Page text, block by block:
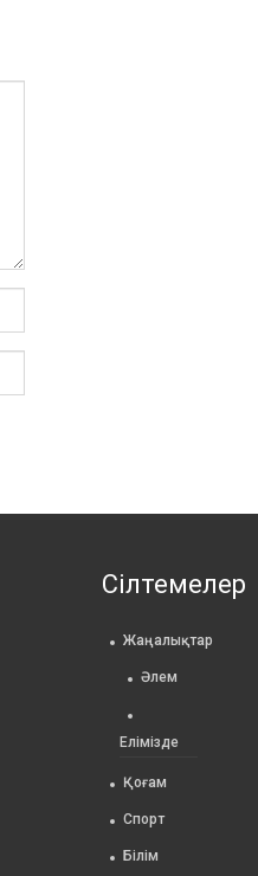
Сілтемелер
Жаңалықтар
Әлем
Елімізде
Қоғам
Спорт
Білім